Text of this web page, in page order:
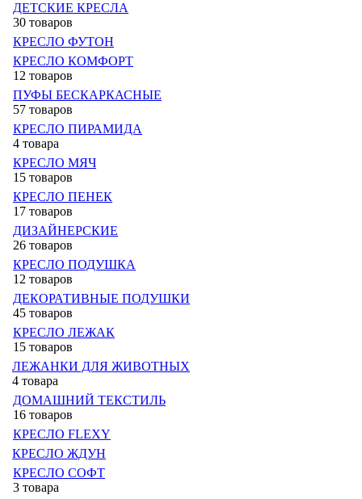
ДЕТСКИЕ КРЕСЛА
30 товаров
КРЕСЛО ФУТОН
КРЕСЛО КОМФОРТ
12 товаров
ПУФЫ БЕСКАРКАСНЫЕ
57 товаров
КРЕСЛО ПИРАМИДА
4 товара
КРЕСЛО МЯЧ
15 товаров
КРЕСЛО ПЕНЕК
17 товаров
ДИЗАЙНЕРСКИЕ
26 товаров
КРЕСЛО ПОДУШКА
12 товаров
ДЕКОРАТИВНЫЕ ПОДУШКИ
45 товаров
КРЕСЛО ЛЕЖАК
15 товаров
ЛЕЖАНКИ ДЛЯ ЖИВОТНЫХ
4 товара
ДОМАШНИЙ ТЕКСТИЛЬ
16 товаров
КРЕСЛО FLEXY
КРЕСЛО ЖДУН
КРЕСЛО СОФТ
3 товара